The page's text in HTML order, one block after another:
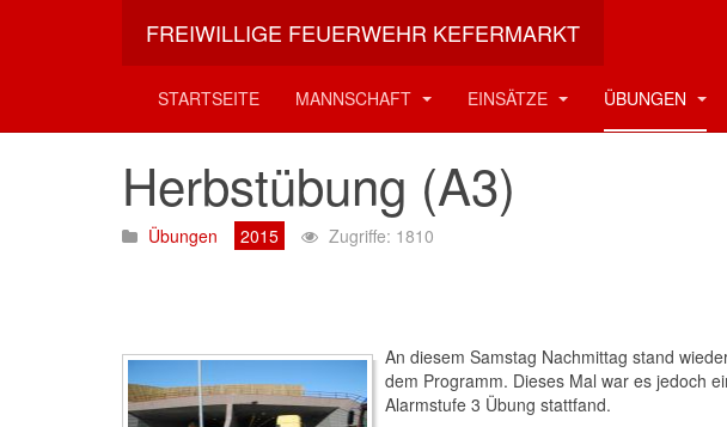
FREIWILLIGE FEUERWEHR KEFERMARKT
STARTSEITE MANNSCHAFT EINSÄTZE ÜBUNGEN
Aktuelle Seite: Startseite Übungen 2015 Herbstübung (A3)
Herbstübung (A3)
Übungen 2015 Zugriffe: 1810
An diesem Samstag Nachmittag stand
dem Programm. Dieses Mal war es jedoch
Alarmstufe 3 Übung stattfand.